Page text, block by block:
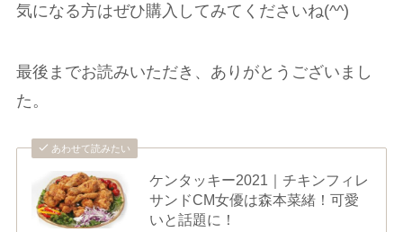
気になる方はぜひ購入してみてくださいね(^^)
最後までお読みいただき、ありがとうございまし
た。
あわせて読みたい
ケンタッキー2021｜チキンフィレ
サンドCM女優は森本菜緒！可愛
いと話題に！